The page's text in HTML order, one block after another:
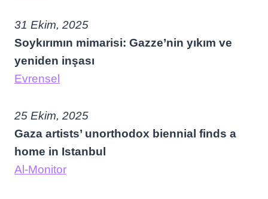
31 Ekim, 2025
Soykırımın mimarisi: Gazze’nin yıkım ve
yeniden inşası
Evrensel
25 Ekim, 2025
Gaza artists’ unorthodox biennial finds a
home in Istanbul
Al-Monitor